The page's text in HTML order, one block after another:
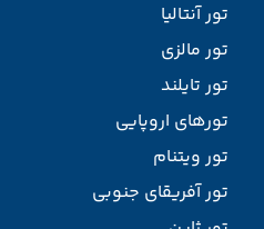
تور آنتالیا
تور مالزی
تور تایلند
تورهای اروپایی
تور ویتنام
تور آفریقای جنوبی